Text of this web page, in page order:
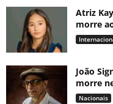
Atriz
morre
João
morre
Nacionais